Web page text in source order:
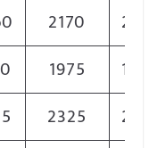
2170
1975
2325